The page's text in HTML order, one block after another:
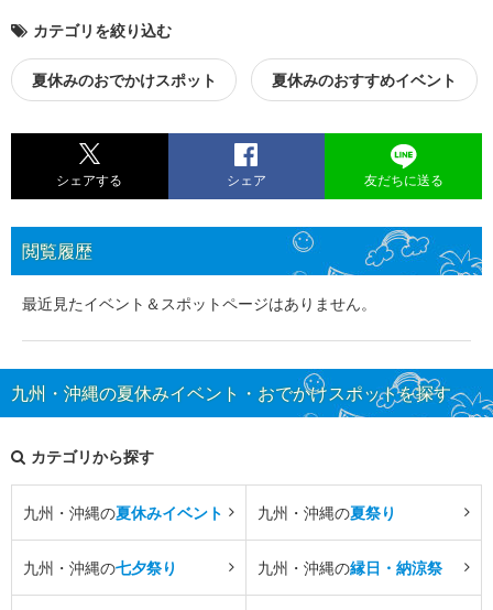
カテゴリを絞り込む
夏休みのおでかけスポット 夏休みのおすすめイベント
シェアする シェア 友だちに送る
閲覧履歴
最近見たイベント＆スポットページはありません。
九州・沖縄の夏休みイベント・おでかけスポットを探す
カテゴリから探す
九州・沖縄の夏休みイベント 九州・沖縄の夏祭り
九州・沖縄の七夕祭り 九州・沖縄の縁日・納涼祭